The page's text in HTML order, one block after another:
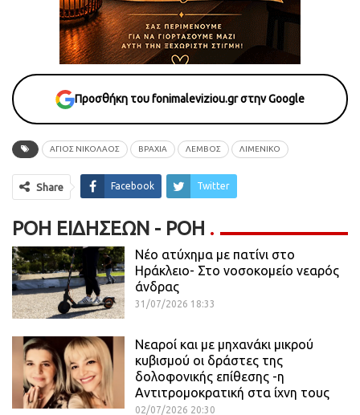
Προσθήκη του fonimaleviziou.gr στην Google
ΑΓΙΟΣ ΝΙΚΟΛΑΟΣ ΒΡΑΧΙΑ ΛΕΜΒΟΣ ΛΙΜΕΝΙΚΟ
Share Facebook Twitter
ΡΟΉ ΕΙΔΉΣΕΩΝ - ΡΟΗ
Νέο ατύχημα με πατίνι στο
Ηράκλειο- Στο νοσοκομείο νεαρός
άνδρας
31/07/2026 18:33
Νεαροί και με μηχανάκι μικρού
κυβισμού οι δράστες της
δολοφονικής επίθεσης -η
Αντιτρομοκρατική στα ίχνη τους
02/07/2026 20:30